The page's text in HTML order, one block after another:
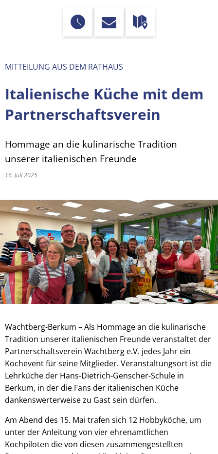
MITTEILUNG AUS DEM RATHAUS
Italienische Küche mit dem
Partnerschaftsverein
Hommage an die kulinarische Tradition
unserer italienischen Freunde
16. Juli 2025
Wachtberg-Berkum – Als Hommage an die kulinarische
Tradition unserer italienischen Freunde veranstaltet der
Partnerschaftsverein Wachtberg e.V. jedes Jahr ein
Kochevent für seine Mitglieder. Veranstaltungsort ist die
Lehrküche der Hans-Dietrich-Genscher-Schule in
Berkum, in der die Fans der italienischen Küche
dankenswerterweise zu Gast sein dürfen.
Am Abend des 15. Mai trafen sich 12 Hobbyköche, um
unter der Anleitung von vier ehrenamtlichen
Kochpiloten die von diesen zusammengestellten